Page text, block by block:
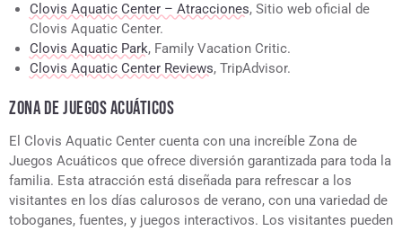
Clovis Aquatic Center – Atracciones, Sitio web oficial de
Clovis Aquatic Center.
Clovis Aquatic Park, Family Vacation Critic.
Clovis Aquatic Center Reviews, TripAdvisor.
ZONA DE JUEGOS ACUÁTICOS
El Clovis Aquatic Center cuenta con una increíble Zona de
Juegos Acuáticos que ofrece diversión garantizada para toda la
familia. Esta atracción está diseñada para refrescar a los
visitantes en los días calurosos de verano, con una variedad de
toboganes, fuentes, y juegos interactivos. Los visitantes pueden